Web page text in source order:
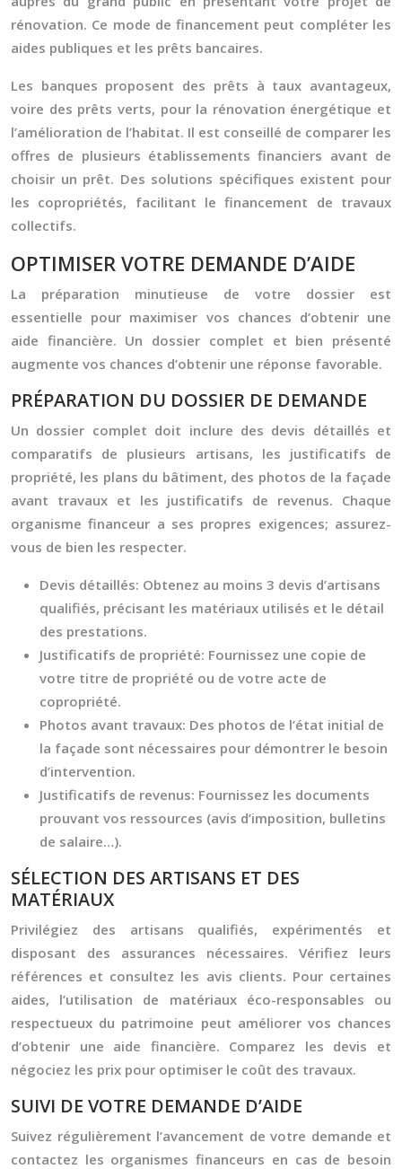
rénovation. Ce mode de financement peut compléter les
aides publiques et les prêts bancaires.
Les banques proposent des prêts à taux avantageux,
voire des prêts verts, pour la rénovation énergétique et
l’amélioration de l’habitat. Il est conseillé de comparer les
offres de plusieurs établissements financiers avant de
choisir un prêt. Des solutions spécifiques existent pour
les copropriétés, facilitant le financement de travaux
collectifs.
OPTIMISER VOTRE DEMANDE D’AIDE
La préparation minutieuse de votre dossier est
essentielle pour maximiser vos chances d’obtenir une
aide financière. Un dossier complet et bien présenté
augmente vos chances d’obtenir une réponse favorable.
PRÉPARATION DU DOSSIER DE DEMANDE
Un dossier complet doit inclure des devis détaillés et
comparatifs de plusieurs artisans, les justificatifs de
propriété, les plans du bâtiment, des photos de la façade
avant travaux et les justificatifs de revenus. Chaque
organisme financeur a ses propres exigences; assurez-
vous de bien les respecter.
Devis détaillés: Obtenez au moins 3 devis d’artisans
qualifiés, précisant les matériaux utilisés et le détail
des prestations.
Justificatifs de propriété: Fournissez une copie de
votre titre de propriété ou de votre acte de
copropriété.
Photos avant travaux: Des photos de l’état initial de
la façade sont nécessaires pour démontrer le besoin
d’intervention.
Justificatifs de revenus: Fournissez les documents
prouvant vos ressources (avis d’imposition, bulletins
de salaire…).
SÉLECTION DES ARTISANS ET DES
MATÉRIAUX
Privilégiez des artisans qualifiés, expérimentés et
disposant des assurances nécessaires. Vérifiez leurs
références et consultez les avis clients. Pour certaines
aides, l’utilisation de matériaux éco-responsables ou
respectueux du patrimoine peut améliorer vos chances
d’obtenir une aide financière. Comparez les devis et
négociez les prix pour optimiser le coût des travaux.
SUIVI DE VOTRE DEMANDE D’AIDE
Suivez régulièrement l’avancement de votre demande et
contactez les organismes financeurs en cas de besoin